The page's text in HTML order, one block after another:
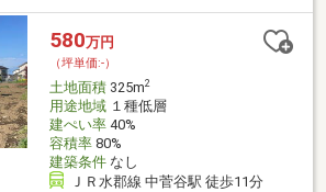
580万円
（坪単価:-）
土地面積325m2
用途地域１種低層
建ぺい率40%
容積率80%
建築条件なし
ＪＲ水郡線 中菅谷駅 徒歩11分